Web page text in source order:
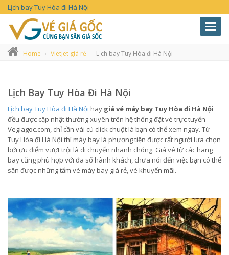
Lịch bay Tuy Hòa đi Hà Nội
Home Vietjet giá rẻ Lịch bay Tuy Hòa đi Hà Nội
Lịch Bay Tuy Hòa Đi Hà Nội
Lịch bay Tuy Hòa đi Hà Nội hay giá vé máy bay Tuy Hòa đi Hà Nội
đều được cập nhật thường xuyên trên hệ thống đặt vé trực tuyến
Vegiagoc.com, chỉ cần vài cú click chuột là bạn có thể xem ngay. Từ
Tuy Hòa đi Hà Nội thì máy bay là phương tiện được rất người lựa chọn
bởi ưu điểm vượt trội là di chuyển nhanh chóng. Giá vé từ các hãng
bay cũng phù hợp với đa số hành khách, chưa nói đến việc bạn có thể
săn được những tấm vé máy bay giá rẻ, vé khuyến mãi.